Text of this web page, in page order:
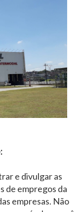
e divulgar as
de empregos da
empresas. Não